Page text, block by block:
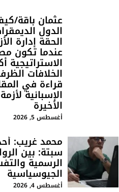
عثمان باقة/
الدول
الحقة إدارة
عندما تكون
الاستراتيجية
الخلافات
قراءة في
الإسبانية
الأخيرة
أغسطس 5, 2026
محمد غريب:
سبتة: بين
الرسمية
الجيوسياسية
أغسطس 4, 2026